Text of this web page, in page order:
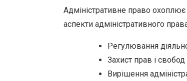
Адміністративне право
аспекти адміністративного
Регулювання
Захист прав і
Вирішення